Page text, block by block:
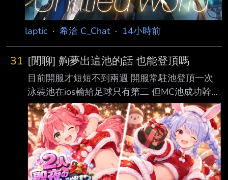
laptic · 希洽 C_Chat· 14小時前
31 [閒聊] 齁夢出這池的話 也能登頂嗎
目前開服才短短不到兩週 開服常駐池登頂一次
泳裝池在ios輸給足球只有第二 但MC池成功幹掉
足球扳回一成 等於登頂成功率2/3 那麼這池呢
https://i.imgur.com/C0lZFwB.jpeg 如果聖誕節端
出來 有機會登頂嗎 --